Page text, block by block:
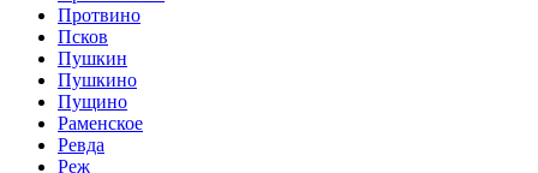
Протвино
Псков
Пушкин
Пушкино
Пущино
Раменское
Ревда
Реж